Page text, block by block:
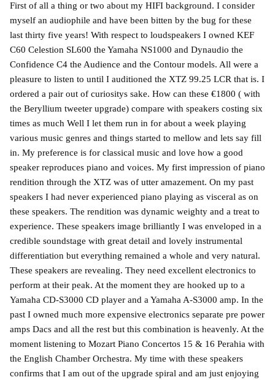
First of all a thing or two about my HIFI background. I consider
myself an audiophile and have been bitten by the bug for these
last thirty five years! With respect to loudspeakers I owned KEF
C60 Celestion SL600 the Yamaha NS1000 and Dynaudio the
Confidence C4 the Audience and the Contour models. All were a
pleasure to listen to until I auditioned the XTZ 99.25 LCR that is. I
ordered a pair out of curiositys sake. How can these €1800 ( with
the Beryllium tweeter upgrade) compare with speakers costing six
times as much Well I let them run in for about a week playing
various music genres and things started to mellow and lets say fill
in. My preference is for classical music and love how a good
speaker reproduces piano and voices. My first impression of piano
rendition through the XTZ was of utter amazement. On my past
speakers I had never experienced piano playing as visceral as on
these speakers. The rendition was dynamic weighty and a treat to
experience. These speakers image brilliantly I was enveloped in a
credible soundstage with great detail and lovely instrumental
differentiation but everything remained a whole and very natural.
These speakers are revealing. They need excellent electronics to
perform at their peak. At the moment they are hooked up to a
Yamaha CD-S3000 CD player and a Yamaha A-S3000 amp. In the
past I owned much more expensive electronics separate pre power
amps Dacs and all the rest but this combination is heavenly. At the
moment listening to Mozart Piano Concertos 15 & 16 Perahia with
the English Chamber Orchestra. My time with these speakers
confirms that I am out of the upgrade spiral and am just enjoying